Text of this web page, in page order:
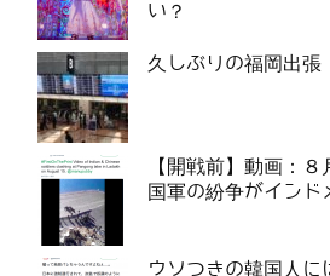
い？
久しぶりの福岡出張
【開戦前】動画：
国軍の紛争がインド
ウソつきの韓国人に